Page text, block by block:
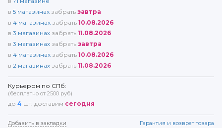
в 5 магазинах забрать завтра
в 4 магазинах забрать 10.08.2026
в 3 магазинах забрать 11.08.2026
в 3 магазинах забрать завтра
в 4 магазинах забрать 10.08.2026
в 2 магазинах забрать 11.08.2026
Курьером по СПб:
(бесплатно от 2500 руб)
до 4 шт. доставим сегодня
Добавить в закладки Гарантия и возврат товара